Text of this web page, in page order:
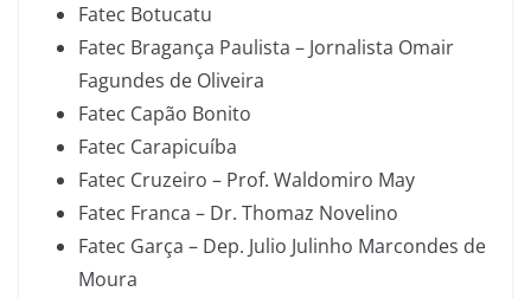
Fatec Botucatu
Fatec Bragança Paulista – Jornalista Omair
Fagundes de Oliveira
Fatec Capão Bonito
Fatec Carapicuíba
Fatec Cruzeiro – Prof. Waldomiro May
Fatec Franca – Dr. Thomaz Novelino
Fatec Garça – Dep. Julio Julinho Marcondes de
Moura